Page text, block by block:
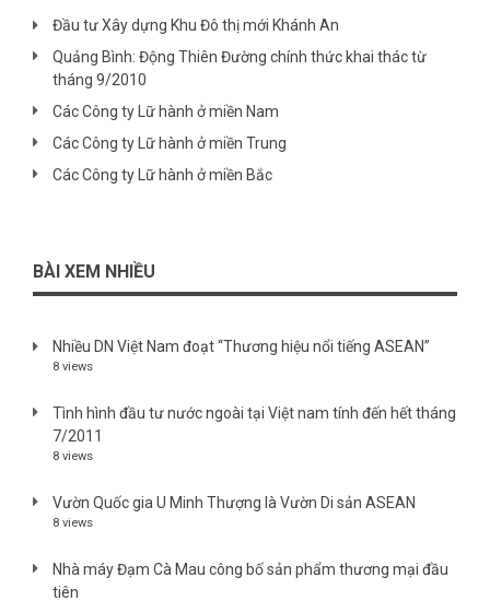
Đầu tư Xây dựng Khu Đô thị mới Khánh An
Quảng Bình: Động Thiên Đường chính thức khai thác từ
tháng 9/2010
Các Công ty Lữ hành ở miền Nam
Các Công ty Lữ hành ở miền Trung
Các Công ty Lữ hành ở miền Bắc
BÀI XEM NHIỀU
Nhiều DN Việt Nam đoạt “Thương hiệu nổi tiếng ASEAN”
8 views
Tình hình đầu tư nước ngoài tại Việt nam tính đến hết tháng
7/2011
8 views
Vườn Quốc gia U Minh Thượng là Vườn Di sản ASEAN
8 views
Nhà máy Đạm Cà Mau công bố sản phẩm thương mại đầu
tiên